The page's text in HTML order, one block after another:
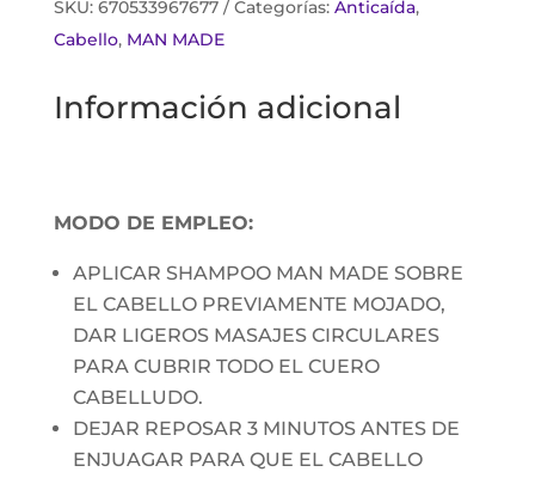
SHAMPOO
500ML
SKU: 670533967677 Categorías: Anticaída,
Cabello, MAN MADE
Información adicional
MODO DE EMPLEO:
APLICAR SHAMPOO MAN MADE SOBRE
EL CABELLO PREVIAMENTE MOJADO,
DAR LIGEROS MASAJES CIRCULARES
PARA CUBRIR TODO EL CUERO
CABELLUDO.
DEJAR REPOSAR 3 MINUTOS ANTES DE
ENJUAGAR PARA QUE EL CABELLO